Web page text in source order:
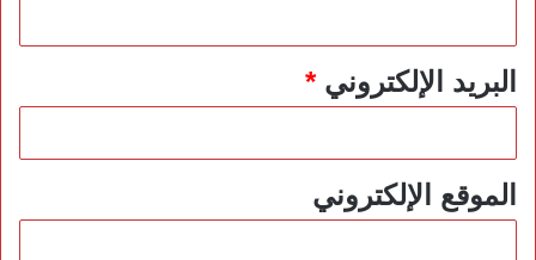
البريد الإلكتروني*
الموقع الإلكتروني